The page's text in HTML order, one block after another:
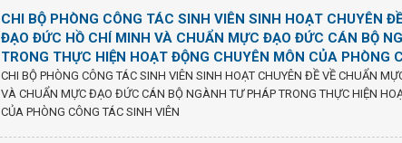
CHI BỘ PHÒNG CÔNG TÁC SINH VIÊN SINH HOẠT CHUYÊN
ĐẠO ĐỨC HỒ CHÍ MINH VÀ CHUẨN MỰC ĐẠO ĐỨC CÁN BỘ
TRONG THỰC HIỆN HOẠT ĐỘNG CHUYÊN MÔN CỦA PHÒNG
CHI BỘ PHÒNG CÔNG TÁC SINH VIÊN SINH HOẠT CHUYÊN ĐỀ VỀ CHUẨN
VÀ CHUẨN MỰC ĐẠO ĐỨC CÁN BỘ NGÀNH TƯ PHÁP TRONG THỰC HIỆN
CỦA PHÒNG CÔNG TÁC SINH VIÊN